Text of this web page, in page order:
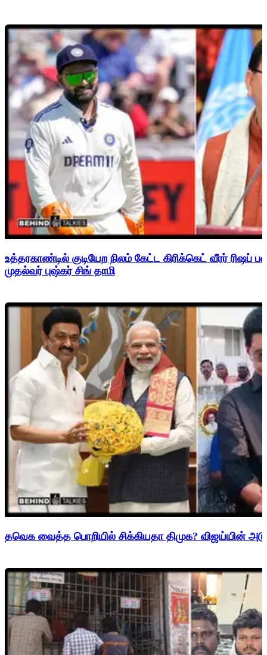
உத்தரகாண்டில் குடியேற நிலம் கேட்ட கிரிக்கெட் வீரர்
முதல்வர் புஷ்கர் சிங் தாமி
தவெக வைத்த பொறியில் சிக்கியதா திமுக? விஜய்யின்